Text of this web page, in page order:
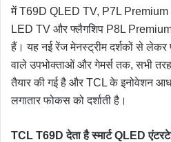
में T69D QLED TV, P7L
LED TV और फ्लैगशिप P8L
हैं। यह नई रेंज मेनस्ट्रीम दर्शकों से लेकर
वाले उपभोक्ताओं और गेमर्स तक, सभी
तैयार की गई है और TCL के इनोवेशन
लगातार फोकस को दर्शाती है।
TCL T69Dदेताहैस्मार्ट QLED